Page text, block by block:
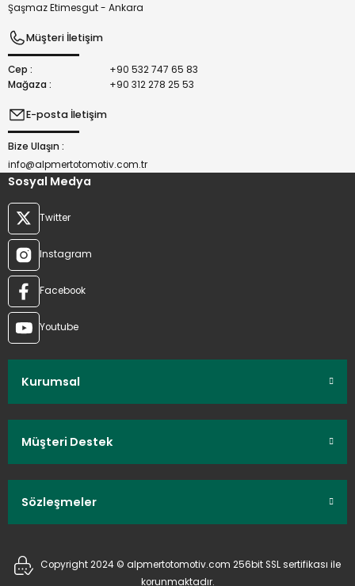
Şaşmaz Etimesgut - Ankara
Müşteri İletişim
Cep :
+90 532 747 65 83
Mağaza :
+90 312 278 25 53
E-posta İletişim
Bize Ulaşın :
info@alpmertotomotiv.com.tr
Sosyal Medya
Twitter
Instagram
Facebook
Youtube
Kurumsal
Müşteri Destek
Sözleşmeler
Copyright 2024 © alpmertotomotiv.com 256bit SSL sertifikası ile
korunmaktadır.